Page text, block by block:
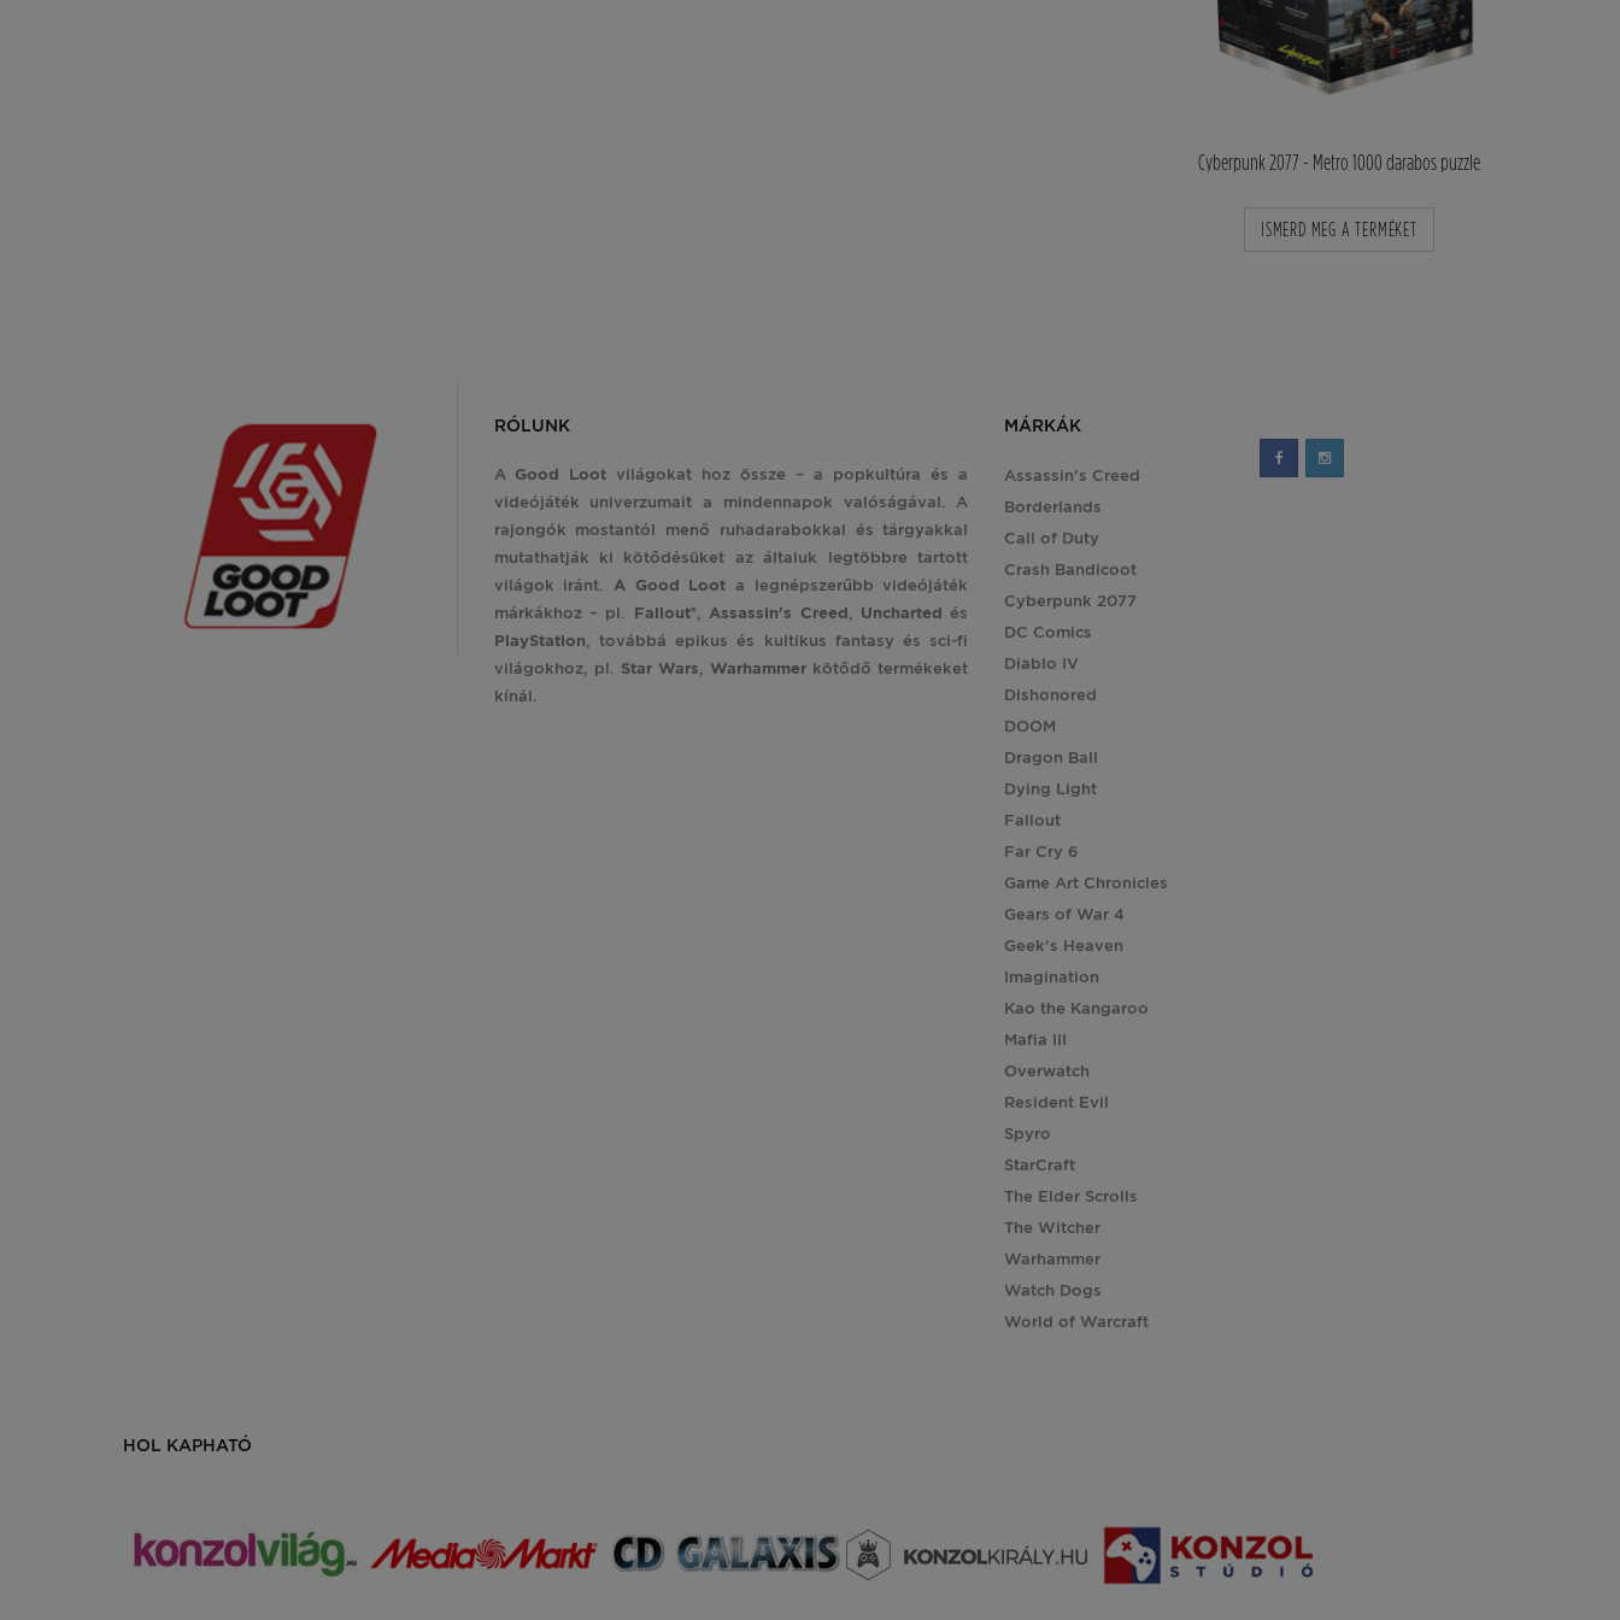
Cyberpunk 2077 - Metro 1000 darabos puzzle
ISMERD MEG A TERMÉKET
RÓLUNK
A Good Loot világokat hoz össze – a popkultúra és a
videójáték univerzumait a mindennapok valóságával. A
rajongók mostantól menő ruhadarabokkal és tárgyakkal
mutathatják ki kötődésüket az általuk legtöbbre tartott
világok iránt. A Good Loot a legnépszerűbb videójáték
márkákhoz – pl. Fallout®,Assassin's Creed, Uncharted és
PlayStation, továbbá epikus és kultikus fantasy és sci-fi
világokhoz, pl. Star Wars, Warhammer kötődő termékeket
kínál.
MÁRKÁK
Assassin's Creed
Borderlands
Call of Duty
Crash Bandicoot
Cyberpunk 2077
DC Comics
Diablo IV
Dishonored
DOOM
Dragon Ball
Dying Light
Fallout
Far Cry 6
Game Art Chronicles
Gears of War 4
Geek's Heaven
Imagination
Kao the Kangaroo
Mafia III
Overwatch
Resident Evil
Spyro
StarCraft
The Elder Scrolls
The Witcher
Warhammer
Watch Dogs
World of Warcraft
HOL KAPHATÓ